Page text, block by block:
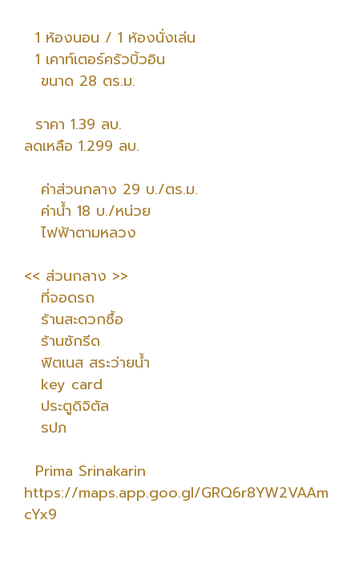
1 ห้องนอน / 1 ห้องนั่งเล่น
1 เคาท์เตอร์ครัวบิ้วอิน
ขนาด 28 ตร.ม.
ราคา 1.39 ลบ.
ลดเหลือ 1.299 ลบ.
ค่าส่วนกลาง 29 บ./ตร.ม.
ค่าน้ำ 18 บ./หน่วย
ไฟฟ้าตามหลวง
<< ส่วนกลาง >>
ที่จอดรถ
ร้านสะดวกซื้อ
ร้านซักรีด
ฟิตเนส สระว่ายน้ำ
key card
ประตูดิจิตัล
รปภ
Prima Srinakarin
https://maps.app.goo.gl/GRQ6r8YW2VAAm
cYx9